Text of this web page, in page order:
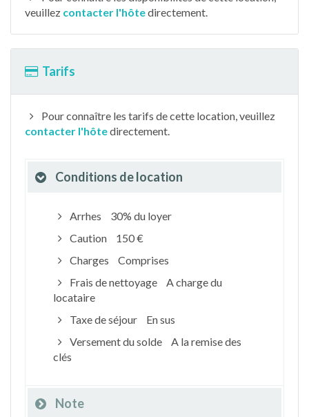
veuillez contacter l'hôtedirectement.
Tarifs
Pour connaître les tarifs de cette location, veuillez
contacter l'hôtedirectement.
Conditions de location
Arrhes
30% du loyer
Caution
150 €
Charges
Comprises
Frais de nettoyage
A charge du
locataire
Taxe de séjour
En sus
Versement du solde
A la remise des
clés
Note